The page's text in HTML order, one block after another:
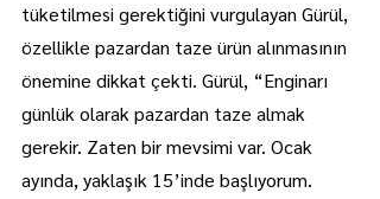
tüketilmesi gerektiğini vurgulayan Gürül,
özellikle pazardan taze ürün alınmasının
önemine dikkat çekti. Gürül, “Enginarı
günlük olarak pazardan taze almak
gerekir. Zaten bir mevsimi var. Ocak
ayında, yaklaşık 15’inde başlıyorum.